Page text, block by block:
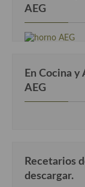
AEG
En Cocina
AEG
Recetarios
descargar.